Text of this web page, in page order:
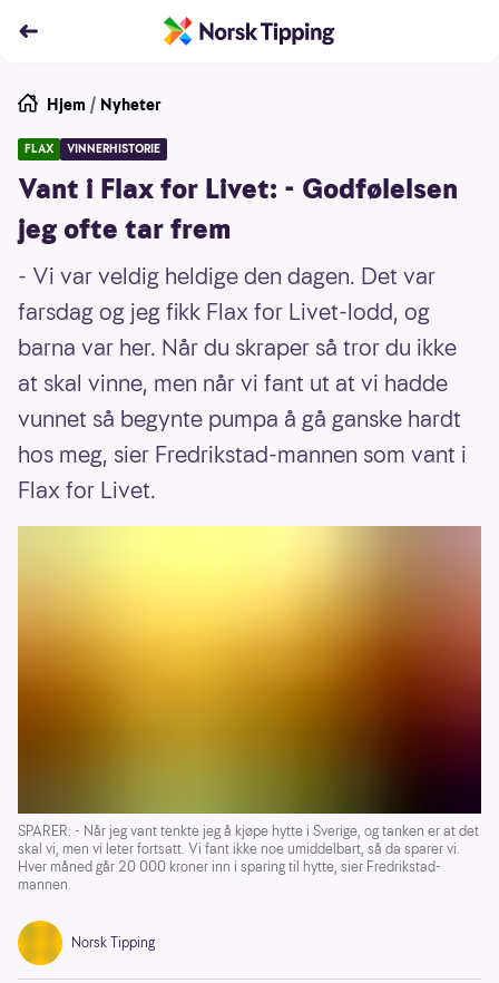
Hjem / Nyheter
FLAX VINNERHISTORIE
Vant i Flax for Livet: - Godfølelsen
jeg ofte tar frem
- Vi var veldig heldige den dagen. Det var
farsdag og jeg fikk Flax for Livet-lodd, og
barna var her. Når du skraper så tror du ikke
at skal vinne, men når vi fant ut at vi hadde
vunnet så begynte pumpa å gå ganske hardt
hos meg, sier Fredrikstad-mannen som vant i
Flax for Livet.
SPARER: - Når jeg vant tenkte jeg å kjøpe hytte i Sverige, og tanken er at det
skal vi, men vi leter fortsatt. Vi fant ikke noe umiddelbart, så da sparer vi.
Hver måned går 20 000 kroner inn i sparing til hytte, sier Fredrikstad-
mannen.
Norsk Tipping